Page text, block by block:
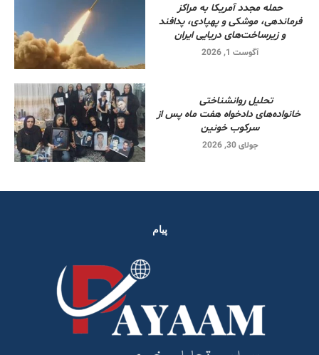
حمله مجدد آمریکا به مراکز
فرماندهی، موشکی و پهپادی، پدافند
و زیرساخت‌های دریایی ایران
آگوست 1, 2026
تحلیل روانشناختی
خانواده‌های دادخواه هفت ماه پس از
سرکوب خونین
جولای 30, 2026
پیام